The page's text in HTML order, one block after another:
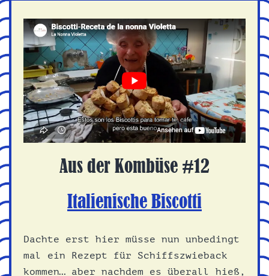
Aus der Kombüse #12
Italienische Biscotti
Dachte erst hier müsse nun unbedingt
mal ein Rezept für Schiffszwieback
kommen… aber nachdem es überall hieß,